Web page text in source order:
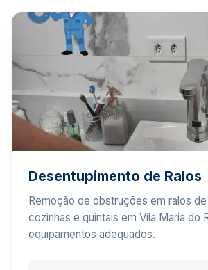
Desentupimento de Ralos
Remoção de obstruções em ralos
cozinhas e quintais em Vila Maria do
equipamentos adequados.